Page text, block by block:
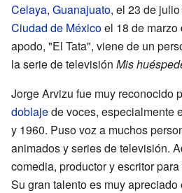
Celaya, Guanajuato, el 23 de
Ciudad de Méxicoel 18 de
apodo, "El Tata", viene de un
la serie de televisión Mis
Jorge Arvizu fue muy reconocido
doblajede voces, especialmente
y 1960. Puso voz a muchos
animados y series de televisión.
comedia, productor y escritor
Su gran talento es muy apreciado